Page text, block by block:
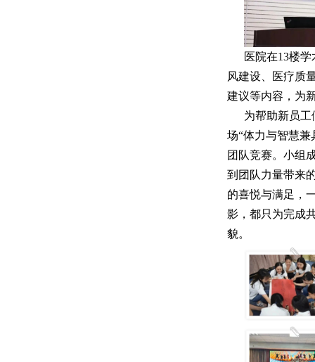
医院在13楼
风建设、医疗质
建议等内容，为
为帮助新员
场“体力与智慧
团队竞赛。小组
到团队力量带来
的喜悦与满足，
影，都只为完成
貌。